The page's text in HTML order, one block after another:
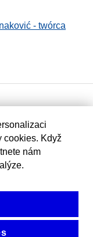
- twórca
cookies. Když
nám